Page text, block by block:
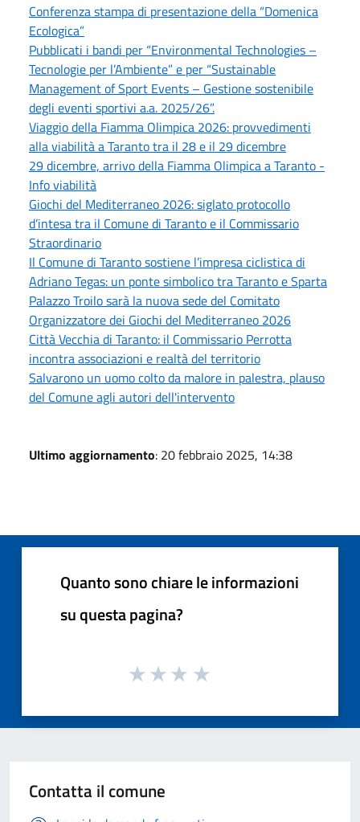
Conferenza stampa di presentazione della “Domenica
Ecologica”
Pubblicati i bandi per “Environmental Technologies –
Tecnologie per l’Ambiente” e per “Sustainable
Management of Sport Events – Gestione sostenibile
degli eventi sportivi a.a. 2025/26”.
Viaggio della Fiamma Olimpica 2026: provvedimenti
alla viabilità a Taranto tra il 28 e il 29 dicembre
29 dicembre, arrivo della Fiamma Olimpica a Taranto -
Info viabilità
Giochi del Mediterraneo 2026: siglato protocollo
d’intesa tra il Comune di Taranto e il Commissario
Straordinario
Il Comune di Taranto sostiene l’impresa ciclistica di
Adriano Tegas: un ponte simbolico tra Taranto e Sparta
Palazzo Troilo sarà la nuova sede del Comitato
Organizzatore dei Giochi del Mediterraneo 2026
Città Vecchia di Taranto: il Commissario Perrotta
incontra associazioni e realtà del territorio
Salvarono un uomo colto da malore in palestra, plauso
del Comune agli autori dell'intervento
Ultimo aggiornamento: 20 febbraio 2025, 14:38
Quanto sono chiare le informazioni
su questa pagina?
Contatta il comune